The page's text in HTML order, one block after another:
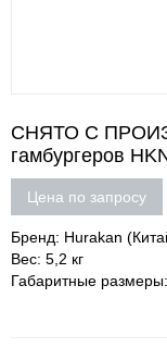
СНЯТО С
гамбургеров
Цена по запросу
Бренд: Hurakan
Вес: 5,2 кг
Габаритные